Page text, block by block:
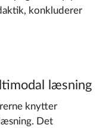
konkluderer
læsning
knytter
Det